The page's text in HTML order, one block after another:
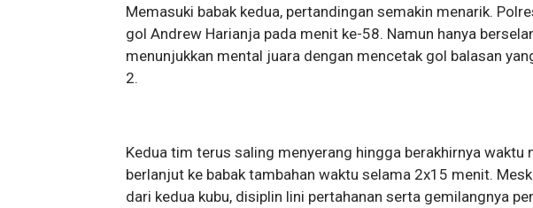
Memasuki babak kedua, pertandingan semakin menarik.
gol Andrew Harianja pada menit ke-58. Namun hanya
menunjukkan mental juara dengan mencetak gol balasan
2.
Kedua tim terus saling menyerang hingga berakhirnya waktu
berlanjut ke babak tambahan waktu selama 2x15 menit.
dari kedua kubu, disiplin lini pertahanan serta gemilangnya